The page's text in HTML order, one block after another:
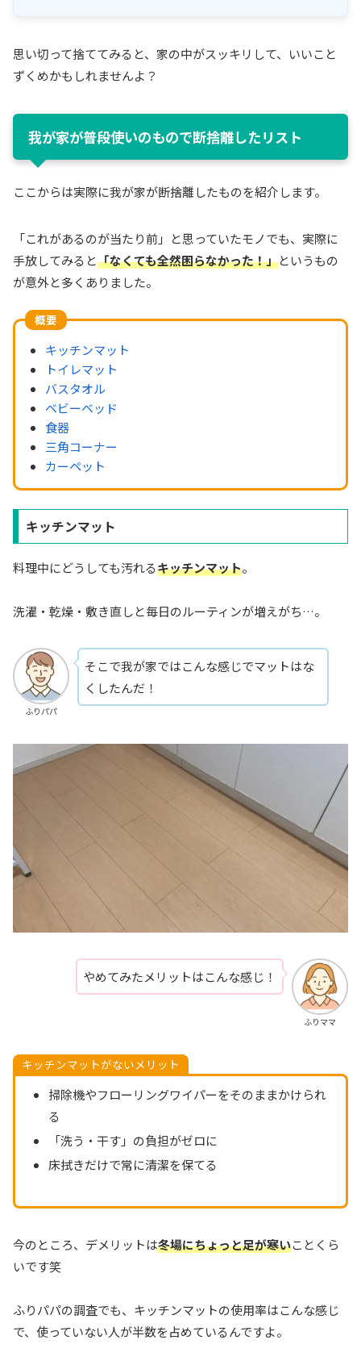
思い切って捨ててみると、家の中がスッキリして、いいこと
ずくめかもしれませんよ？
我が家が普段使いのもので断捨離したリスト
ここからは実際に我が家が断捨離したものを紹介します。
「これがあるのが当たり前」と思っていたモノでも、実際に
手放してみると「なくても全然困らなかった！」というもの
が意外と多くありました。
概要
キッチンマット
トイレマット
バスタオル
ベビーベッド
食器
三角コーナー
カーペット
キッチンマット
料理中にどうしても汚れるキッチンマット。
洗濯・乾燥・敷き直しと毎日のルーティンが増えがち…。
ふりパパ
そこで我が家ではこんな感じでマットはな
くしたんだ！
ふりママ
やめてみたメリットはこんな感じ！
キッチンマットがないメリット
掃除機やフローリングワイパーをそのままかけられ
る
「洗う・干す」の負担がゼロに
床拭きだけで常に清潔を保てる
今のところ、デメリットは冬場にちょっと足が寒いことくら
いです笑
ふりパパの調査でも、キッチンマットの使用率はこんな感じ
で、使っていない人が半数を占めているんですよ。